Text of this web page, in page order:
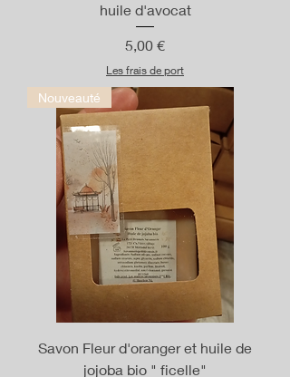
huile d'avocat
Prix
5,00 €
Les frais de port
Nouveauté
Savon Fleur d'oranger et huile de
jojoba bio " ficelle"